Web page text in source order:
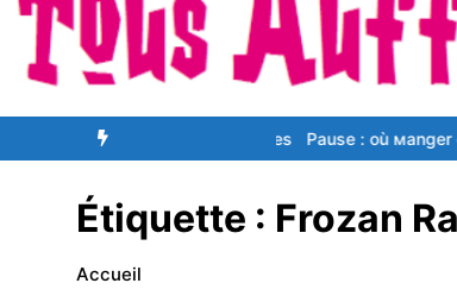
au FAM des Batignolles Pause : où маngеr
Étiquette : Frozan
Accueil